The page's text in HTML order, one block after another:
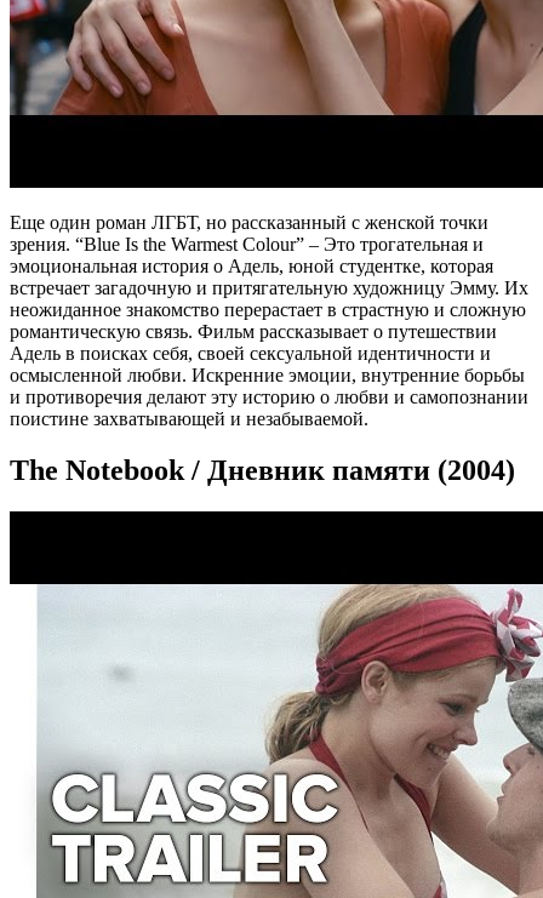
Еще один роман ЛГБТ, но рассказанный с женской точки
зрения. “Blue Is the Warmest Colour” – Это трогательная и
эмоциональная история о Адель, юной студентке, которая
встречает загадочную и притягательную художницу Эмму. Их
неожиданное знакомство перерастает в страстную и сложную
романтическую связь. Фильм рассказывает о путешествии
Адель в поисках себя, своей сексуальной идентичности и
осмысленной любви. Искренние эмоции, внутренние борьбы
и противоречия делают эту историю о любви и самопознании
поистине захватывающей и незабываемой.
The Notebook / Дневник памяти (2004)